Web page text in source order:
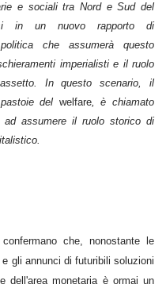
e sociali tra Nord e Sud del
in un nuovo rapporto di
che assumerà questo
imperialisti e il ruolo
In questo scenario, il
del welfare, è chiamato
assumere il ruolo storico di
che, nonostante le
gli annunci di futuribili soluzioni
dell'area monetaria è ormai un